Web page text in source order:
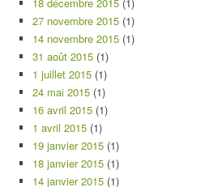
27 novembre 2015 (1)
14 novembre 2015 (1)
31 août 2015 (1)
1 juillet 2015 (1)
24 mai 2015 (1)
16 avril 2015 (1)
1 avril 2015 (1)
19 janvier 2015 (1)
18 janvier 2015 (1)
14 janvier 2015 (1)